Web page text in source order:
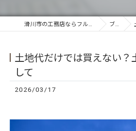
滑川市の工務店ならフルオーダーの野末建築 ブログ
土地代だけでは買えない？
して
2026/03/17